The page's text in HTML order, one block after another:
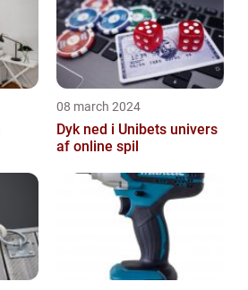
08 march 2024
Dyk ned i Unibets univers
af online spil